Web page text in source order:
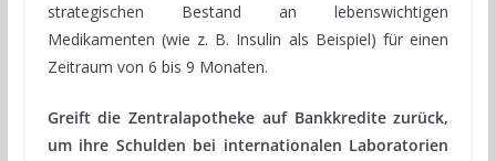
strategischen Bestand an lebenswichtigen
Medikamenten (wie z. B. Insulin als Beispiel) für einen
Zeitraum von 6 bis 9 Monaten.
Greift die Zentralapotheke auf Bankkredite zurück,
um ihre Schulden bei internationalen Laboratorien